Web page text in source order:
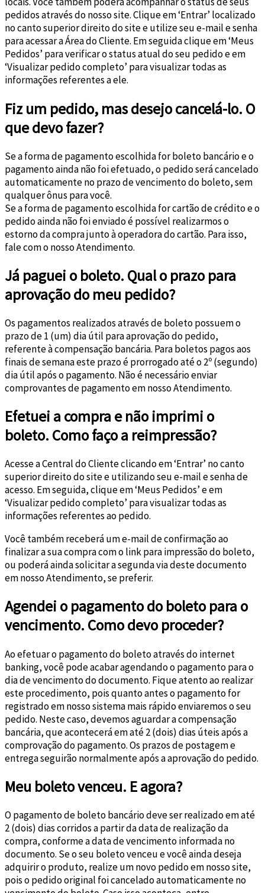
pedidos através do nosso site. Clique em ‘Entrar’ localizado
no canto superior direito do site e utilize seu e-mail e senha
para acessar a Área do Cliente. Em seguida clique em ‘Meus
Pedidos’ para verificar o status atual do seu pedido e em
‘Visualizar pedido completo’ para visualizar todas as
informações referentes a ele.
Fiz um pedido, mas desejo cancelá-lo. O
que devo fazer?
Se a forma de pagamento escolhida for boleto bancário e o
pagamento ainda não foi efetuado, o pedido será cancelado
automaticamente no prazo de vencimento do boleto, sem
qualquer ônus para você.
Se a forma de pagamento escolhida for cartão de crédito e o
pedido ainda não foi enviado é possível realizarmos o
estorno da compra junto à operadora do cartão. Para isso,
fale com o nosso Atendimento.
Já paguei o boleto. Qual o prazo para
aprovação do meu pedido?
Os pagamentos realizados através de boleto possuem o
prazo de 1 (um) dia útil para aprovação do pedido,
referente à compensação bancária. Para boletos pagos aos
finais de semana este prazo é prorrogado até o 2º (segundo)
dia útil após o pagamento. Não é necessário enviar
comprovantes de pagamento em nosso Atendimento.
Efetuei a compra e não imprimi o
boleto. Como faço a reimpressão?
Acesse a Central do Cliente clicando em ‘Entrar’ no canto
superior direito do site e utilizando seu e-mail e senha de
acesso. Em seguida, clique em ‘Meus Pedidos’ e em
‘Visualizar pedido completo’ para visualizar todas as
informações referentes ao pedido.
Você também receberá um e-mail de confirmação ao
finalizar a sua compra com o link para impressão do boleto,
ou poderá ainda solicitar a segunda via deste documento
em nosso Atendimento, se preferir.
Agendei o pagamento do boleto para o
vencimento. Como devo proceder?
Ao efetuar o pagamento do boleto através do internet
banking, você pode acabar agendando o pagamento para o
dia de vencimento do documento. Fique atento ao realizar
este procedimento, pois quanto antes o pagamento for
registrado em nosso sistema mais rápido enviaremos o seu
pedido. Neste caso, devemos aguardar a compensação
bancária, que acontecerá em até 2 (dois) dias úteis após a
comprovação do pagamento. Os prazos de postagem e
entrega seguirão normalmente após a aprovação do pedido.
Meu boleto venceu. E agora?
O pagamento de boleto bancário deve ser realizado em até
2 (dois) dias corridos a partir da data de realização da
compra, conforme a data de vencimento informada no
documento. Se o seu boleto venceu e você ainda deseja
adquirir o produto, realize um novo pedido em nosso site,
pois o pedido original foi cancelado automaticamente no